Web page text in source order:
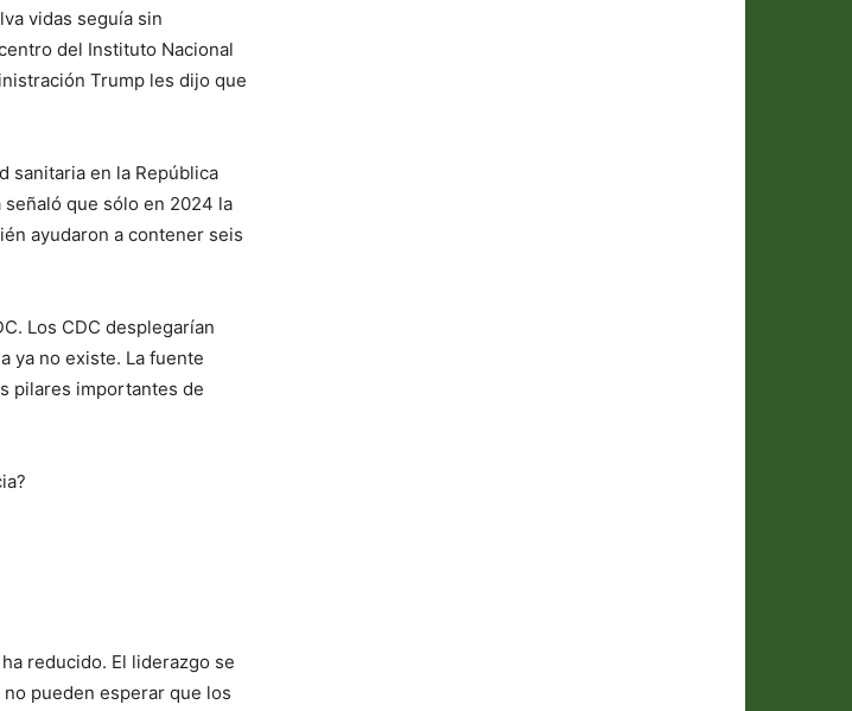
vidas seguía sin
del Instituto Nacional
Trump les dijo que
sanitaria en la República
señaló que sólo en 2024 la
ayudaron a contener seis
Los CDC desplegarían
ya no existe. La fuente
pilares importantes de
reducido. El liderazgo se
pueden esperar que los